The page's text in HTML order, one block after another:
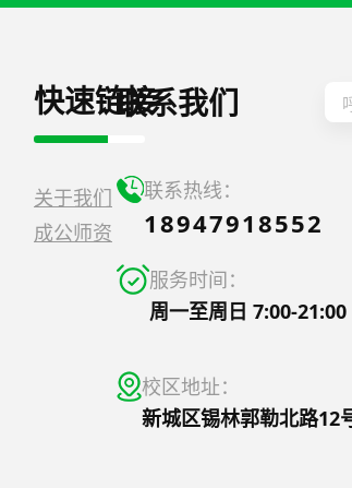
快速链接
关于我们
成公师资
联系我们
联系热线：
18947918552
服务时间：
周一至周日 7:00-21:00
校区地址：
新城区锡林郭勒北路12